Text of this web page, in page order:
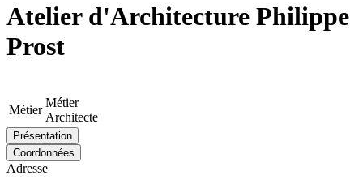
Atelier d'Architecture Philippe
Prost
Métier
Métier
Architecte
Présentation
Coordonnées
Adresse